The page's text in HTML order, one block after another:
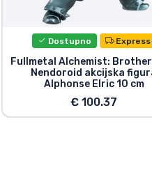
Dostupno Express
Fullmetal Alchemist:
Nendoroid akcijska
Alphonse Elric 10 cm
€ 100.37